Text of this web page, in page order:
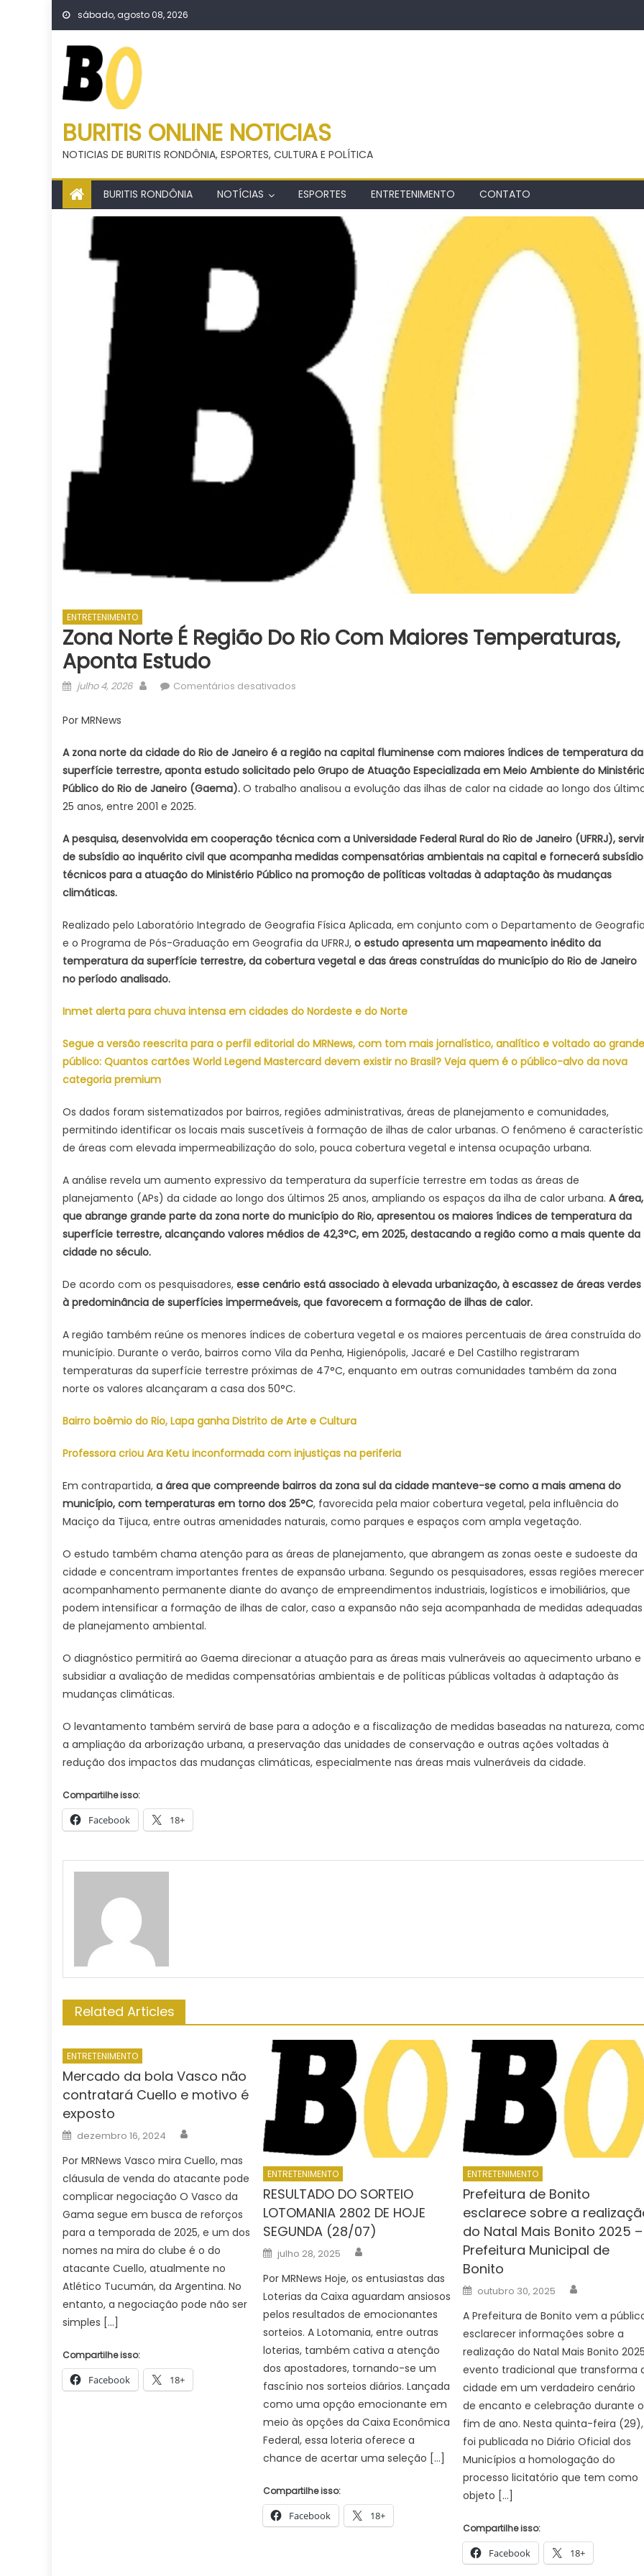
Skip
content
sábado, agosto 08, 2026
BURITIS ONLINE NOTICIAS
NOTICIAS DE BURITIS RONDÔNIA, ESPORTES, CULTURA E POLÍTICA
BURITIS RONDÔNIA NOTÍCIAS ESPORTES ENTRETENIMENTO CONTATO
ENTRETENIMENTO
Zona Norte É Região Do Rio Com Maiores Temperaturas,
Aponta Estudo
Posted
julho 4, 2026 AuthorComentários desativados
região
do
Rio
temperaturas,
aponta
Por MRNews
A zona norte da cidade do Rio de Janeiro é a região na capital fluminense com maiores índices de temperatura da
superfície terrestre, aponta estudo solicitado pelo Grupo de Atuação Especializada em Meio Ambiente do
Público do Rio de Janeiro (Gaema). O trabalho analisou a evolução das ilhas de calor na cidade ao longo dos
25 anos, entre 2001 e 2025.
A pesquisa, desenvolvida em cooperação técnica com a Universidade Federal Rural do Rio de Janeiro (UFRRJ),
de subsídio ao inquérito civil que acompanha medidas compensatórias ambientais na capital e fornecerá
técnicos para a atuação do Ministério Público na promoção de políticas voltadas à adaptação às mudanças
climáticas.
Realizado pelo Laboratório Integrado de Geografia Física Aplicada, em conjunto com o Departamento de
e o Programa de Pós-Graduação em Geografia da UFRRJ, o estudo apresenta um mapeamento inédito da
temperatura da superfície terrestre, da cobertura vegetal e das áreas construídas do município do Rio de Janeiro
no período analisado.
Inmet alerta para chuva intensa em cidades do Nordeste e do Norte
Segue a versão reescrita para o perfil editorial do MRNews, com tom mais jornalístico, analítico e voltado ao grande
público: Quantos cartões World Legend Mastercard devem existir no Brasil? Veja quem é o público-alvo da nova
categoria premium
Os dados foram sistematizados por bairros, regiões administrativas, áreas de planejamento e comunidades,
permitindo identificar os locais mais suscetíveis à formação de ilhas de calor urbanas. O fenômeno é
de áreas com elevada impermeabilização do solo, pouca cobertura vegetal e intensa ocupação urbana.
A análise revela um aumento expressivo da temperatura da superfície terrestre em todas as áreas de
planejamento (APs) da cidade ao longo dos últimos 25 anos, ampliando os espaços da ilha de calor urbana. A área,
que abrange grande parte da zona norte do município do Rio, apresentou os maiores índices de temperatura da
superfície terrestre, alcançando valores médios de 42,3°C, em 2025, destacando a região como a mais quente da
cidade no século.
De acordo com os pesquisadores, esse cenário está associado à elevada urbanização, à escassez de áreas verdes
à predominância de superfícies impermeáveis, que favorecem a formação de ilhas de calor.
A região também reúne os menores índices de cobertura vegetal e os maiores percentuais de área construída do
município. Durante o verão, bairros como Vila da Penha, Higienópolis, Jacaré e Del Castilho registraram
temperaturas da superfície terrestre próximas de 47°C, enquanto em outras comunidades também da zona
norte os valores alcançaram a casa dos 50°C.
Bairro boêmio do Rio, Lapa ganha Distrito de Arte e Cultura
Professora criou Ara Ketu inconformada com injustiças na periferia
Em contrapartida, a área que compreende bairros da zona sul da cidade manteve-se como a mais amena do
município, com temperaturas em torno dos 25°C, favorecida pela maior cobertura vegetal, pela influência do
Maciço da Tijuca, entre outras amenidades naturais, como parques e espaços com ampla vegetação.
O estudo também chama atenção para as áreas de planejamento, que abrangem as zonas oeste e sudoeste da
cidade e concentram importantes frentes de expansão urbana. Segundo os pesquisadores, essas regiões
acompanhamento permanente diante do avanço de empreendimentos industriais, logísticos e imobiliários, que
podem intensificar a formação de ilhas de calor, caso a expansão não seja acompanhada de medidas adequadas
de planejamento ambiental.
O diagnóstico permitirá ao Gaema direcionar a atuação para as áreas mais vulneráveis ao aquecimento urbano e
subsidiar a avaliação de medidas compensatórias ambientais e de políticas públicas voltadas à adaptação às
mudanças climáticas.
O levantamento também servirá de base para a adoção e a fiscalização de medidas baseadas na natureza,
a ampliação da arborização urbana, a preservação das unidades de conservação e outras ações voltadas à
redução dos impactos das mudanças climáticas, especialmente nas áreas mais vulneráveis da cidade.
Compartilhe isso:
Facebook 18+
Related Articles
ENTRETENIMENTO
Mercado da bola Vasco não
contratará Cuello e motivo é
exposto
Posted
on
dezembro 16, 2024
Por MRNews Vasco mira Cuello, mas
cláusula de venda do atacante pode
complicar negociação O Vasco da
Gama segue em busca de reforços
para a temporada de 2025, e um dos
nomes na mira do clube é o do
atacante Cuello, atualmente no
Atlético Tucumán, da Argentina. No
entanto, a negociação pode não ser
simples […]
Compartilhe isso:
Facebook 18+
ENTRETENIMENTO
RESULTADO DO SORTEIO
LOTOMANIA 2802 DE HOJE
SEGUNDA (28/07)
Posted
on
julho 28, 2025
Por MRNews Hoje, os entusiastas das
Loterias da Caixa aguardam ansiosos
pelos resultados de emocionantes
sorteios. A Lotomania, entre outras
loterias, também cativa a atenção
dos apostadores, tornando-se um
fascínio nos sorteios diários. Lançada
como uma opção emocionante em
meio às opções da Caixa Econômica
Federal, essa loteria oferece a
chance de acertar uma seleção […]
Compartilhe isso:
Facebook 18+
ENTRETENIMENTO
Prefeitura de Bonito
esclarece sobre a
do Natal Mais Bonito 2025 –
Prefeitura Municipal de
Bonito
Posted
on
outubro 30, 2025
A Prefeitura de Bonito vem a
esclarecer informações sobre a
realização do Natal Mais Bonito
evento tradicional que transforma
cidade em um verdadeiro cenário
de encanto e celebração durante o
fim de ano. Nesta quinta-feira (29),
foi publicada no Diário Oficial dos
Municípios a homologação do
processo licitatório que tem como
objeto […]
Compartilhe isso:
Facebook 18+